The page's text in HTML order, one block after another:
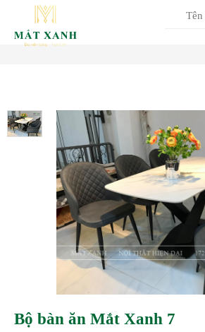
Bộ bàn ăn Mắt Xanh 7